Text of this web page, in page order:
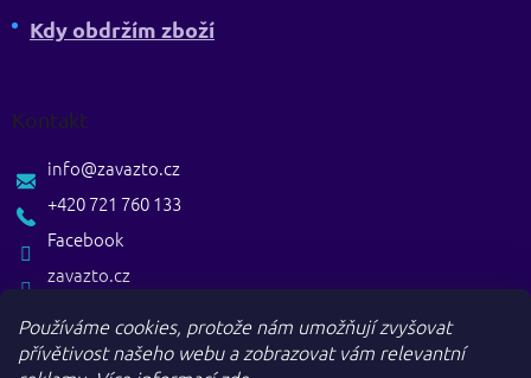
Používáme cookies, protože nám umožňují zvyšovat
přívětivost našeho webu a zobrazovat vám relevantní
Kdy obdržím zboží
Kontakt
zavazto.cz
info@zavazto.cz
+420 721 760 133
Facebook